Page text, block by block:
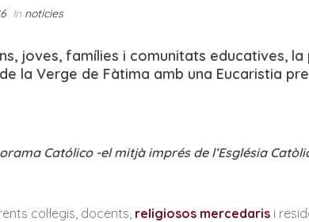
In notícies
joves, famílies i comunitats educatives,
la Verge de Fàtima amb una Eucaristia
Católico -el mitjà imprés de l’Església
col·legis, docents, religiosos mercedaris i